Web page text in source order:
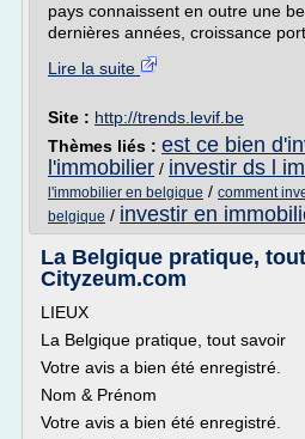
pays connaissent en outre une
dernières années, croissance
Lire la suite
Site : http://trends.levif.be
Thèmes liés : est ce bien
l'immobilier / investir ds l
l'immobilier en belgique / comment
belgique / investir en
La Belgique pratique,
Cityzeum.com
LIEUX
La Belgique pratique, tout savoir
Votre avis a bien été enregistré.
Nom & Prénom
Votre avis a bien été enregistré.